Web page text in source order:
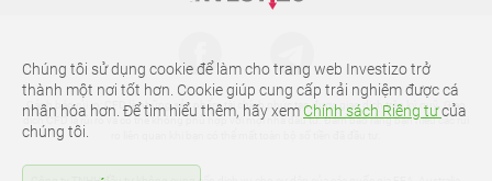
Cảnh báo rủi ro: CFD là những sản phẩm tài chính phức tạp được giao dịch trên ký quỹ. Giao
dịch CFD là rủi ro và có thể không phù hợp với mọi nhà đầu tư. Đảm bảo rằng bạn hiểu các rủi
Chúng tôi sử dụng cookie để làm cho trang web Investizo trở
thành một nơi tốt hơn. Cookie giúp cung cấp trải nghiệm được cá
nhân hóa hơn. Để tìm hiểu thêm, hãy xem Chính sách Riêng tưcủa
chúng tôi.